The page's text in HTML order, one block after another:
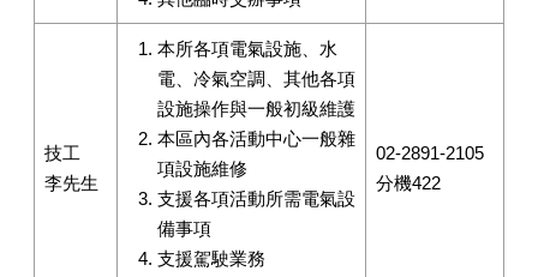
技工
李先生
本所各項電氣設施、水
電、冷氣空調、其他各項
設施操作與一般初級維護
本區內各活動中心一般雜
項設施維修
支援各項活動所需電氣設
備事項
支援駕駛業務
02-2891-2105
分機422